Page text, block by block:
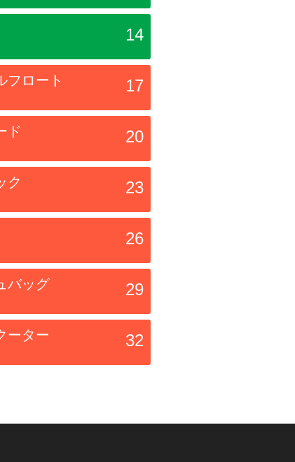
14
フロート 17
ド 20
ク 23
26
バッグ 29
ーター 32